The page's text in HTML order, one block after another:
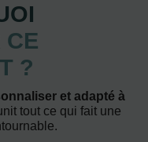
CE
?
et adapté à
tout ce qui fait une